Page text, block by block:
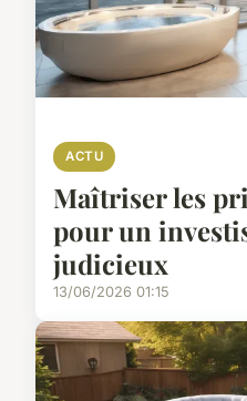
ACTU
Maîtriser les
pour un
judicieux
13/06/2026 01:15